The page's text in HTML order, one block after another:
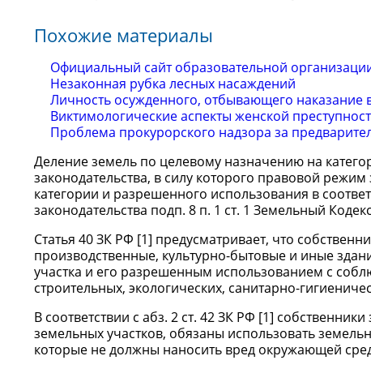
Похожие материалы
Официальный сайт образовательной
Незаконная рубка лесных насаждений
Личность осужденного, отбывающего наказание
Виктимологические аспекты женской
Проблема прокурорского надзора за
Деление земель по целевому назначению на
законодательства, в силу которого правовой
категории и разрешенного использования в
законодательства подп. 8 п. 1 ст. 1 Земельный
Статья 40 ЗК РФ [1] предусматривает, что
производственные, культурно-бытовые и иные
участка и его разрешенным использованием с
строительных, экологических, санитарно-
В соответствии с абз. 2 ст. 42 ЗК РФ [1]
земельных участков, обязаны использовать
которые не должны наносить вред окружающей